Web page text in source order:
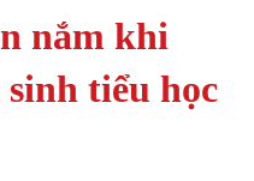
nắm khi
sinh tiểu học